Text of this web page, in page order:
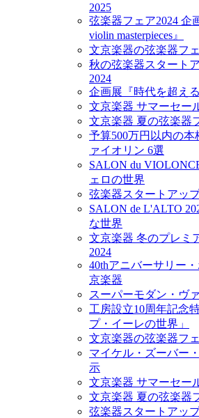
2025
弦楽器フェア2024 企
violin masterpieces』
文京楽器の弦楽器フ
秋の弦楽器スタート
2024
企画展『時代を超え
文京楽器 サマーセー
文京楽器 夏の弦楽器
予算500万円以内の
ァイオリン 6選
SALON du
ェロの世界
弦楽器スタートアッ
SALON de L'ALTO
な世界
文京楽器 冬のプレミ
2024
40thアニバーサリー
京楽器
スーパーモダン・ヴ
工房設立10周年記念
プ・イーレの世界」
文京楽器の弦楽器フ
マイケル・ズーバー
示
文京楽器 サマーセー
文京楽器 夏の弦楽器
弦楽器スタートアッ